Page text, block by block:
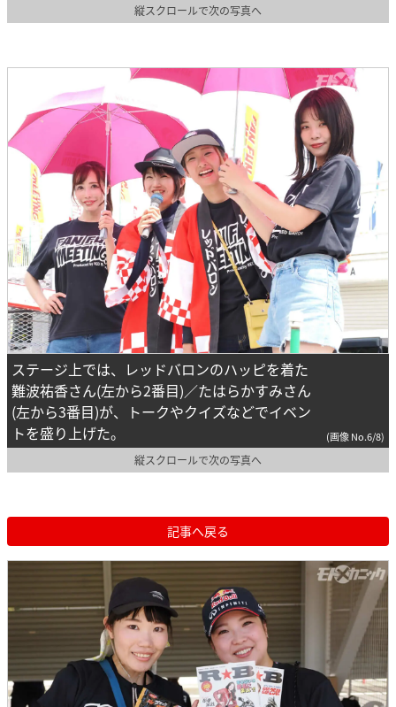
縦スクロールで次の写真へ
ステージ上では、レッドバロンのハッピを着た
難波祐香さん(左から2番目)／たはらかすみさん
(左から3番目)が、トークやクイズなどでイベン
トを盛り上げた。
(画像 No.6/8)
縦スクロールで次の写真へ
記事へ戻る